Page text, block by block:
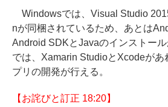
Windowsでは、Visual Studio
nが同梱されているため、あとは
Android SDKとJavaのインストー
では、Xamarin StudioとXcodeがあ
プリの開発が行える。
【お詫びと訂正 18:20】